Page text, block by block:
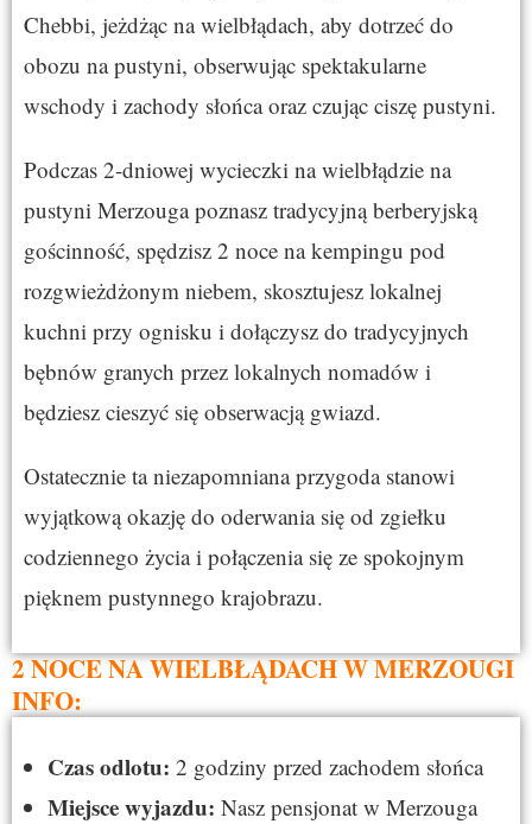
Chebbi, jeżdżąc na wielbłądach, aby dotrzeć do
obozu na pustyni, obserwując spektakularne
wschody i zachody słońca oraz czując ciszę pustyni.
Podczas 2-dniowej wycieczki na wielbłądzie na
pustyni Merzouga poznasz tradycyjną berberyjską
gościnność, spędzisz 2 noce na kempingu pod
rozgwieżdżonym niebem, skosztujesz lokalnej
kuchni przy ognisku i dołączysz do tradycyjnych
bębnów granych przez lokalnych nomadów i
będziesz cieszyć się obserwacją gwiazd.
Ostatecznie ta niezapomniana przygoda stanowi
wyjątkową okazję do oderwania się od zgiełku
codziennego życia i połączenia się ze spokojnym
pięknem pustynnego krajobrazu.
2 NOCE NA WIELBŁĄDACH W MERZOUGI
INFO:
Czas odlotu: 2 godziny przed zachodem słońca
Miejsce wyjazdu: Nasz pensjonat w Merzouga